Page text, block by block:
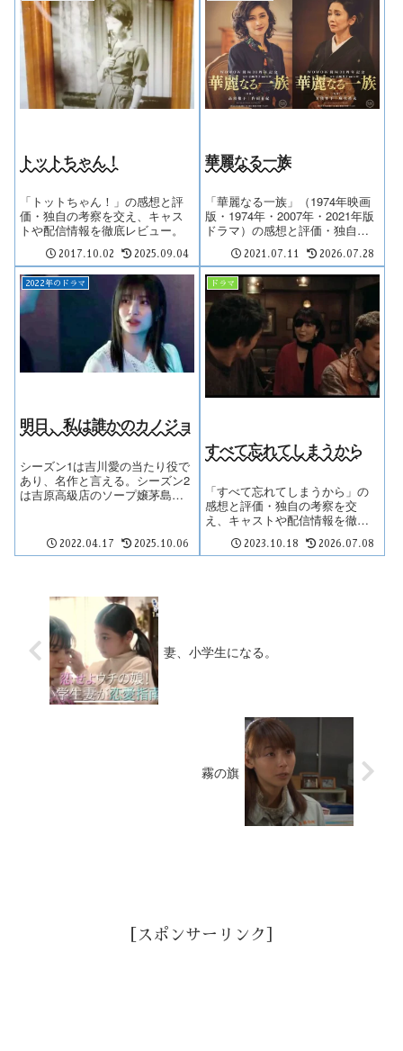
トットちゃん！
「トットちゃん！」の感想と評
価・独自の考察を交え、キャス
トや配信情報を徹底レビュー。
2017.10.02 2025.09.04
華麗なる一族
「華麗なる一族」（1974年映画
版・1974年・2007年・2021年版
ドラマ）の感想と評価・独自の
考察を交え、キャストや配信情
報を徹底レビュー。
2021.07.11 2026.07.28
2022年のドラマ
明日、私は誰かのカノジョ
シーズン1は吉川愛の当たり役で
あり、名作と言える。シーズン2
は吉原高級店のソープ嬢茅島み
ジマくん」を思わせる硬質な画
面で、破綻する展開しか予想で
2022.04.17 2025.10.06
ドラマ
すべて忘れてしまうから
「すべて忘れてしまうから」の
感想と評価・独自の考察を交
え、キャストや配信情報を徹底
2023.10.18 2026.07.08
妻、小学生になる。
霧の旗
［スポンサーリンク］